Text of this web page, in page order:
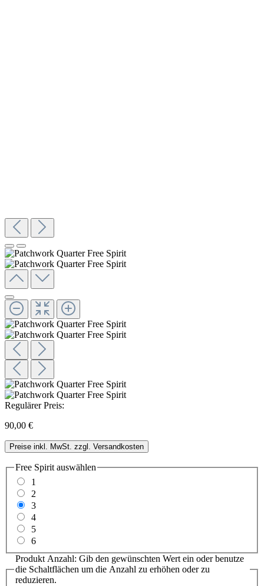
Regulärer Preis:
90,00 €
Preise inkl. MwSt. zzgl. Versandkosten
Free Spirit auswählen
1
2
3
4
5
6
Produkt Anzahl: Gib den gewünschten Wert ein oder benutze
die Schaltflächen um die Anzahl zu erhöhen oder zu
reduzieren.